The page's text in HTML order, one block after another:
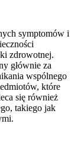
symptomów i
zdrowotnej.
głównie za
wspólnego
które
się również
takiego jak